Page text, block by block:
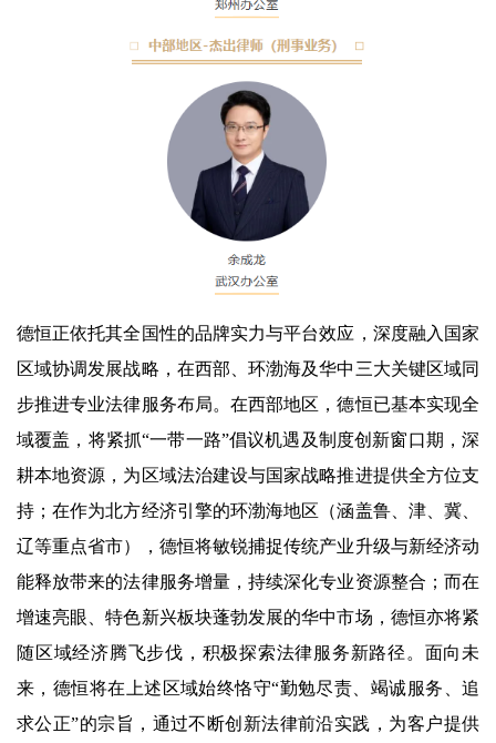
德恒正依托其全国性的品牌实力与平台效应，深度融入国家
区域协调发展战略，在西部、环渤海及华中三大关键区域同
步推进专业法律服务布局。在西部地区，德恒已基本实现全
域覆盖，将紧抓“一带一路”倡议机遇及制度创新窗口期，深
耕本地资源，为区域法治建设与国家战略推进提供全方位支
持；在作为北方经济引擎的环渤海地区（涵盖鲁、津、冀、
辽等重点省市），德恒将敏锐捕捉传统产业升级与新经济动
能释放带来的法律服务增量，持续深化专业资源整合；而在
增速亮眼、特色新兴板块蓬勃发展的华中市场，德恒亦将紧
随区域经济腾飞步伐，积极探索法律服务新路径。面向未
来，德恒将在上述区域始终恪守“勤勉尽责、竭诚服务、追
求公正”的宗旨，通过不断创新法律前沿实践，为客户提供